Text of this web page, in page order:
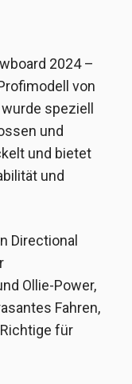
2024 –
von
wurde speziell
und
und bietet
und
Directional
Ollie-Power,
Fahren,
für